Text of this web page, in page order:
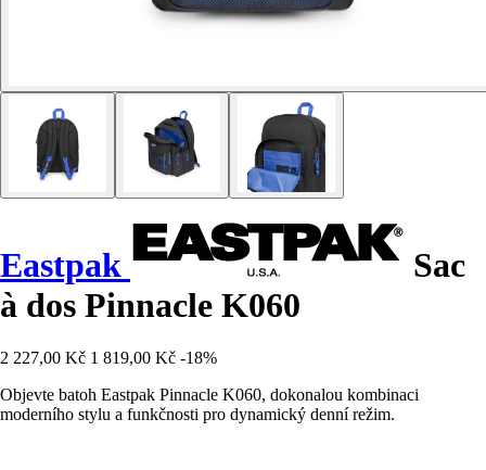
Eastpak
Sac
à dos Pinnacle K060
2 227,00 Kč 1 819,00 Kč -18%
Objevte batoh Eastpak Pinnacle K060, dokonalou kombinaci
moderního stylu a funkčnosti pro dynamický denní režim.